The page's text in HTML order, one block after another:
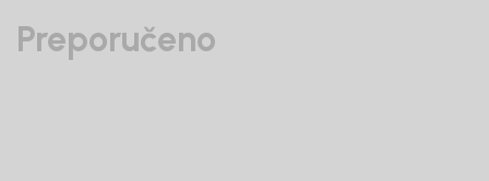
Preporučeno